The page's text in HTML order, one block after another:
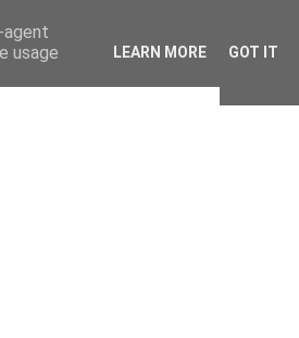
agent
usage
LEARN MORE GOT IT